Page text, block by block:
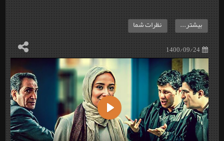
1400/09/24
بیشتر... نظرات شما
Play